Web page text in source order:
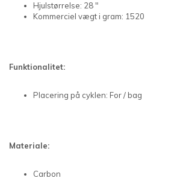
Hjulstørrelse: 28 "
Kommerciel vægt i gram: 1520
Funktionalitet:
Placering på cyklen: For / bag
Materiale:
Carbon